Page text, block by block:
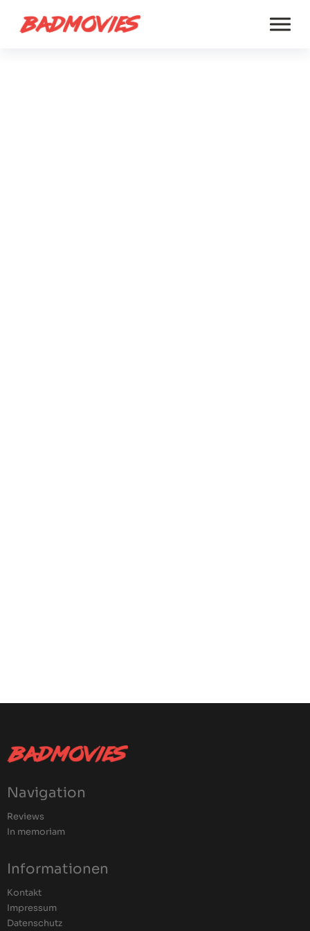
Navigation
Reviews
In memoriam
Informationen
Kontakt
Impressum
Datenschutz